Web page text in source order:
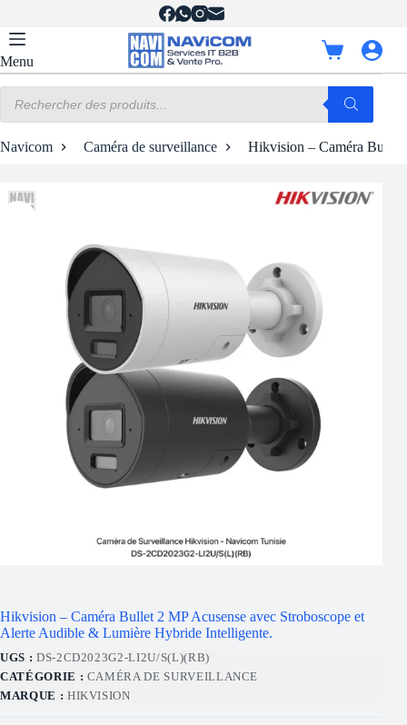
contenu
Menu
Panier
d’achat
produits
Navicom Caméra de surveillance Hikvision – Caméra Bullet
Hikvision – Caméra Bullet 2 MP Acusense avec Stroboscope et
Alerte Audible & Lumière Hybride Intelligente.
UGS : DS-2CD2023G2-LI2U/S(L)(RB)
CATÉGORIE : CAMÉRA DE SURVEILLANCE
MARQUE : HIKVISION